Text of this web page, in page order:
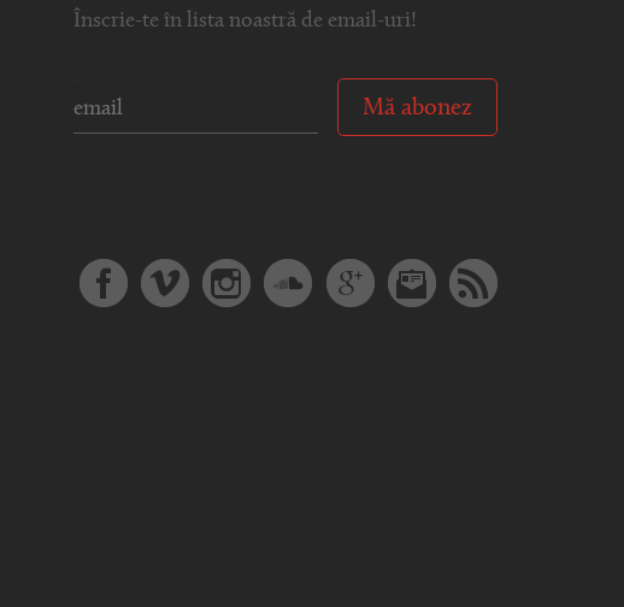
Înscrie-te în lista noastră de email-uri!
Mă abonez